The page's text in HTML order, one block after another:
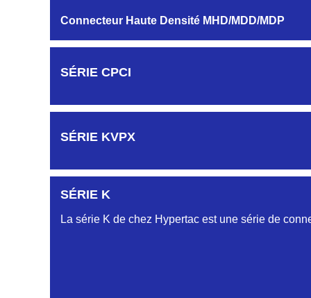
Connecteur Haute Densité MHD/MDD/MDP
SÉRIE CPCI
SÉRIE KVPX
SÉRIE K
La série K de chez Hypertac est une série de